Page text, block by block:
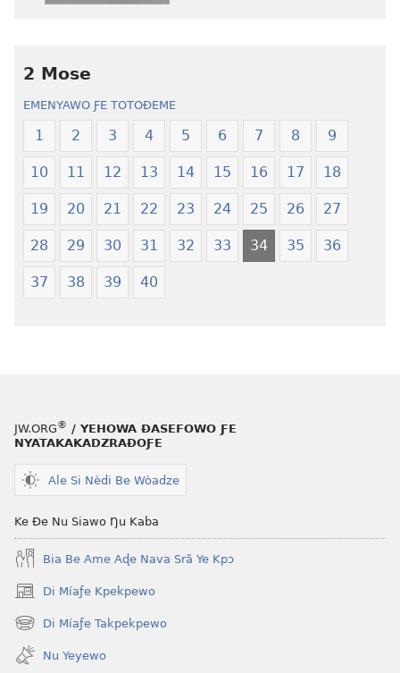
Xexe
Yeye
Gɔmeɖeɖe
(Esi
Me
Wogbugbɔ
Kɔkɔeawo
—
Xexe
Yeye
Gɔmeɖeɖe
(Esi
Me
2 Mose
EMENYAWO ƑE TOTOƉEME
1 2 3 4 5 6 7 8 9
10 11 12 13 14 15 16 17 18
19 20 21 22 23 24 25 26 27
28 29 30 31 32 33 34 35 36
37 38 39 40
JW.ORG® / YEHOWA ƉASEFOWO ƑE
NYATAKAKADZRAƉOƑE
Ale Si Nèdi Be Wòadze
Ke Ðe Nu Siawo Ŋu Kaba
Bia Be Ame Aɖe Nava Srã Ye Kpɔ
Di Míaƒe Kpekpewo
(opens
new
window)
Di Míaƒe Takpekpewo
(opens
new
window)
Nu Yeyewo